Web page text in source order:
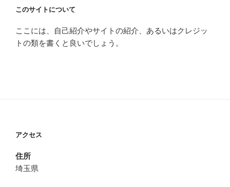
このサイトについて
ここには、自己紹介やサイトの紹介、あるいはクレジッ
トの類を書くと良いでしょう。
アクセス
住所
埼玉県